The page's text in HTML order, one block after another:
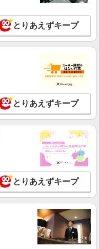
とりあえずキープ
とりあえずキープ
とりあえずキープ